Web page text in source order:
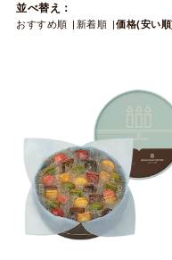
並べ替え：
おすすめ順 新着順 価格(安い順